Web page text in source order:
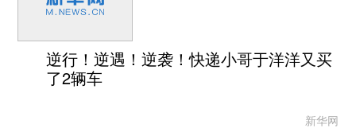
逆行！逆遇！逆袭！快递小哥于洋洋又买
了2辆车
新华网